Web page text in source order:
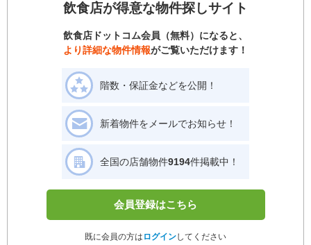
飲食店が得意な物件探しサイト
飲食店ドットコム会員（無料）になると、
より詳細な物件情報がご覧いただけます！
階数・保証金などを公開！
新着物件をメールでお知らせ！
全国の店舗物件9194件掲載中！
会員登録はこちら
既に会員の方は ログインしてください